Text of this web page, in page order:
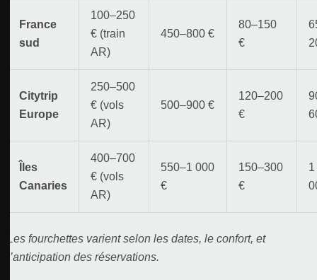
France
sud
100–250
€ (train
AR)
450–800 €
80–150
€
Citytrip
Europe
250–500
€ (vols
AR)
500–900 €
120–200
€
Îles
Canaries
400–700
€ (vols
AR)
550–1 000
€
150–300
€
Les fourchettes varient selon les dates, le confort, et
l’anticipation des réservations.